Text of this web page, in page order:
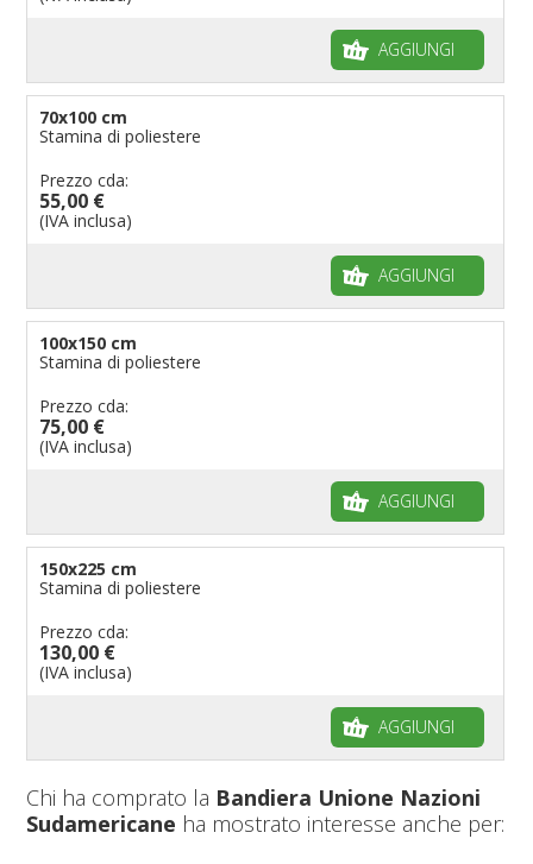
AGGIUNGI
70x100 cm
Stamina di poliestere
Prezzo cda:
55,00 €
(IVA inclusa)
AGGIUNGI
100x150 cm
Stamina di poliestere
Prezzo cda:
75,00 €
(IVA inclusa)
AGGIUNGI
150x225 cm
Stamina di poliestere
Prezzo cda:
130,00 €
(IVA inclusa)
AGGIUNGI
Chi ha comprato la Bandiera Unione Nazioni
Sudamericane ha mostrato interesse anche per: